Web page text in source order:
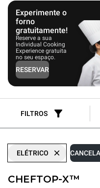
50% no consumo de energia.
Experimente o
forno
gratuitamente!
Reserve a sua
Individual Cooking
Experience gratuita
no seu espaço.
RESERVAR
FILTROS
ELÉTRICO
CHEFTOP-X™